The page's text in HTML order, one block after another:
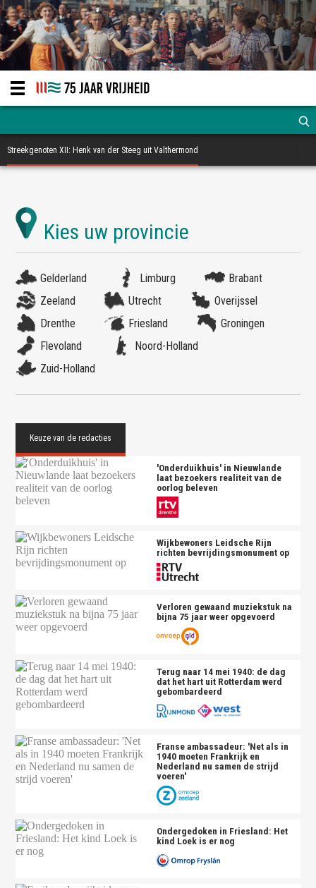
Streekgenoten XII: Henk van der Steeg uit Valthermond
Gelderland Limburg
Brabant
Zeeland
Utrecht
Overijssel
Drenthe
Friesland
Groningen
Flevoland
Noord-Holland
Zuid-Holland
'Onderduikhuis' in Nieuwlande
laat bezoekers realiteit van de
oorlog beleven
Wijkbewoners Leidsche Rijn
richten bevrijdingsmonument op
Verloren gewaand muziekstuk na
bijna 75 jaar weer opgevoerd
Terug naar 14 mei 1940: de dag
dat het hart uit Rotterdam werd
gebombardeerd
Franse ambassadeur: 'Net als in
1940 moeten Frankrijk en
Nederland nu samen de strijd
voeren'
Ondergedoken in Friesland: Het
kind Loek is er nog